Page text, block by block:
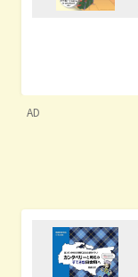
AD